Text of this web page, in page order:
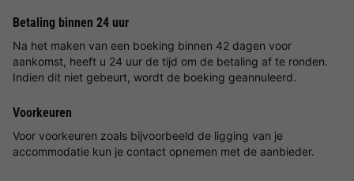
Betaling binnen 24 uur
Na het maken van een boeking binnen 42 dagen voor
aankomst, heeft u 24 uur de tijd om de betaling af te ronden.
Indien dit niet gebeurt, wordt de boeking geannuleerd.
Voorkeuren
Voor voorkeuren zoals bijvoorbeeld de ligging van je
accommodatie kun je contact opnemen met de aanbieder.